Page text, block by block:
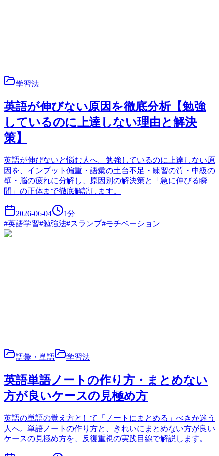
学習法
英語が伸びない原因を徹底分析【勉強
しているのに上達しない理由と解決
策】
英語が伸びないと悩む人へ。勉強しているのに上達しない原
因を、インプット偏重・語彙の土台不足・練習の質・中級の
壁・脳の疲れに分解し、原因別の解決策と「急に伸びる瞬
間」の正体まで徹底解説します。
2026-06-04 1分
#英語学習#勉強法#スランプ#モチベーション
語彙・単語 学習法
英語単語ノートの作り方・まとめない
方が良いケースの見極め方
英語の単語の覚え方として「ノートにまとめる」べきか迷う
人へ。単語ノートの作り方と、きれいにまとめない方が良い
ケースの見極め方を、反復重視の実践目線で解説します。